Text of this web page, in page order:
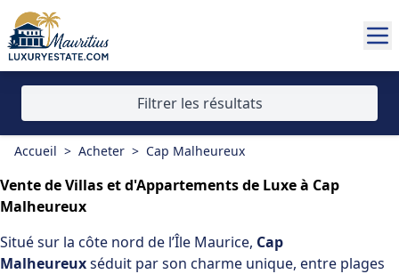
Accueil > Acheter > Cap Malheureux
Filtrer les résultats
Vente de Villas et d'Appartements de Luxe à Cap
Malheureux
Situé sur la côte nord de l’Île Maurice, Cap
Malheureuxséduit par son charme unique, entre plages